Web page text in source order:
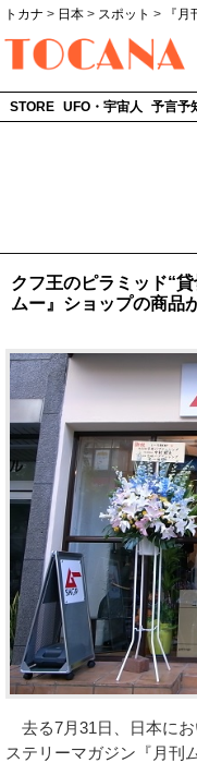
トカナ > 日本 > スポット >
『
STORE UFO・宇宙人 予言予
クフ王のピラミッド“
ムー』ショップの商品
去る7月31日、日本にお
ステリーマガジン『月刊